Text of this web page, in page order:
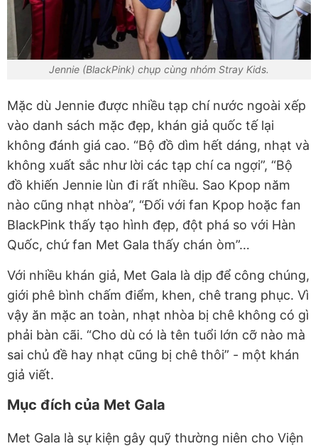
Jennie (BlackPink) chụp cùng nhóm Stray Kids.
Mặc dù Jennie được nhiều tạp chí nước ngoài xếp
vào danh sách mặc đẹp, khán giả quốc tế lại
không đánh giá cao. “Bộ đồ dìm hết dáng, nhạt và
không xuất sắc như lời các tạp chí ca ngợi”, “Bộ
đồ khiến Jennie lùn đi rất nhiều. Sao Kpop năm
nào cũng nhạt nhòa”, “Đối với fan Kpop hoặc fan
BlackPink thấy tạo hình đẹp, đột phá so với Hàn
Quốc, chứ fan Met Gala thấy chán òm”…
Với nhiều khán giả, Met Gala là dịp để công chúng,
giới phê bình chấm điểm, khen, chê trang phục. Vì
vậy ăn mặc an toàn, nhạt nhòa bị chê không có gì
phải bàn cãi. “Cho dù có là tên tuổi lớn cỡ nào mà
sai chủ đề hay nhạt cũng bị chê thôi” - một khán
giả viết.
Mục đích của Met Gala
Met Gala là sự kiện gây quỹ thường niên cho Viện